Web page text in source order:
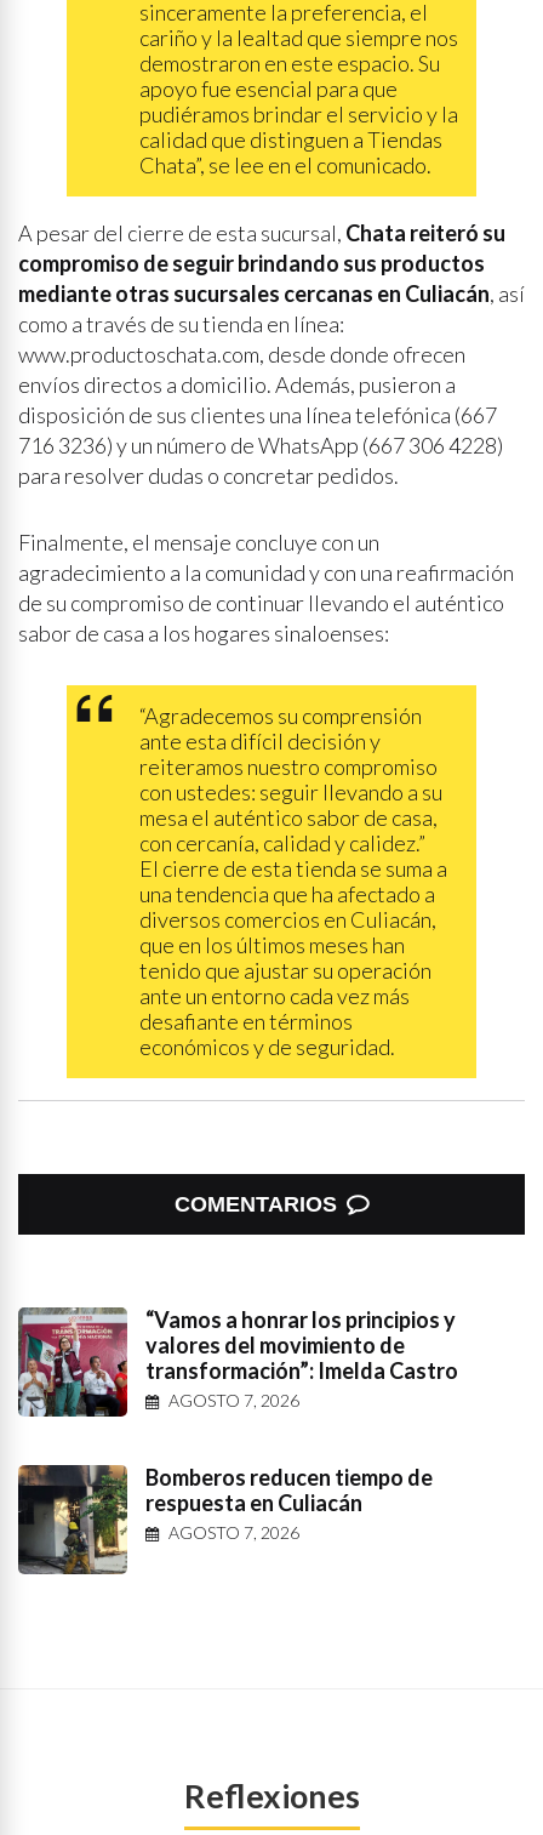
sinceramente la preferencia, el
cariño y la lealtad que siempre nos
demostraron en este espacio. Su
apoyo fue esencial para que
pudiéramos brindar el servicio y la
calidad que distinguen a Tiendas
Chata”, se lee en el comunicado.
A pesar del cierre de esta sucursal, Chata reiteró su
compromiso de seguir brindando sus productos
mediante otras sucursales cercanas en Culiacán, así
como a través de su tienda en línea:
www.productoschata.com, desde donde ofrecen
envíos directos a domicilio. Además, pusieron a
disposición de sus clientes una línea telefónica (667
716 3236) y un número de WhatsApp (667 306 4228)
para resolver dudas o concretar pedidos.
Finalmente, el mensaje concluye con un
agradecimiento a la comunidad y con una reafirmación
de su compromiso de continuar llevando el auténtico
sabor de casa a los hogares sinaloenses:
“Agradecemos su comprensión
ante esta difícil decisión y
reiteramos nuestro compromiso
con ustedes: seguir llevando a su
mesa el auténtico sabor de casa,
con cercanía, calidad y calidez.”
El cierre de esta tienda se suma a
una tendencia que ha afectado a
diversos comercios en Culiacán,
que en los últimos meses han
tenido que ajustar su operación
ante un entorno cada vez más
desafiante en términos
económicos y de seguridad.
COMENTARIOS
“Vamos a honrar los principios y
valores del movimiento de
transformación”: Imelda Castro
AGOSTO 7, 2026
Bomberos reducen tiempo de
respuesta en Culiacán
AGOSTO 7, 2026
Reflexiones